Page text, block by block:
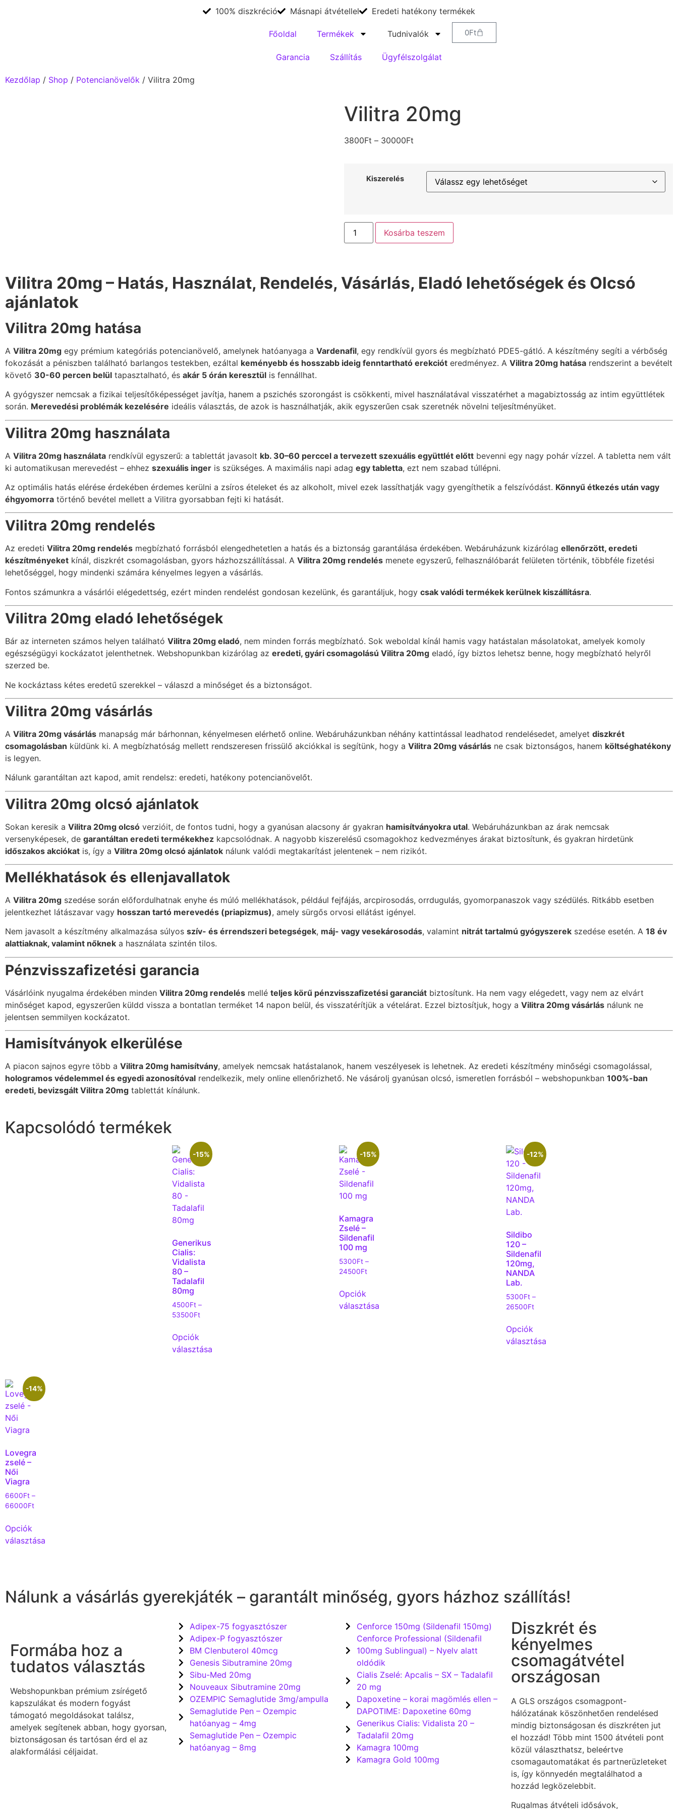
100% diszkréció Másnapi átvétellel Eredeti hatékony termékek
Főoldal Termékek Tudnivalók
Garancia Szállítás Ügyfélszolgálat
0Ft
Kezdőlap / Shop / Potencianövelők / Vilitra 20mg
Vilitra 20mg
3800Ft – 30000Ft
Kiszerelés
Kosárba teszem
Vilitra 20mg – Hatás, Használat, Rendelés, Vásárlás, Eladó lehetőségek és Olcsó
ajánlatok
Vilitra 20mg hatása
A Vilitra 20mg egy prémium kategóriás potencianövelő, amelynek hatóanyaga a Vardenafil, egy rendkívül gyors és megbízható PDE5-gátló. A készítmény segíti a vérbőség
fokozását a péniszben található barlangos testekben, ezáltal keményebb és hosszabb ideig fenntartható erekciót eredményez. A Vilitra 20mg hatása rendszerint a bevételt
követő 30-60 percen belül tapasztalható, és akár 5 órán keresztül is fennállhat.
A gyógyszer nemcsak a fizikai teljesítőképességet javítja, hanem a pszichés szorongást is csökkenti, mivel használatával visszatérhet a magabiztosság az intim együttlétek
során. Merevedési problémák kezelésére ideális választás, de azok is használhatják, akik egyszerűen csak szeretnék növelni teljesítményüket.
Vilitra 20mg használata
A Vilitra 20mg használata rendkívül egyszerű: a tablettát javasolt kb. 30–60 perccel a tervezett szexuális együttlét előtt bevenni egy nagy pohár vízzel. A tabletta nem vált
ki automatikusan merevedést – ehhez szexuális inger is szükséges. A maximális napi adag egy tabletta, ezt nem szabad túllépni.
Az optimális hatás elérése érdekében érdemes kerülni a zsíros ételeket és az alkoholt, mivel ezek lassíthatják vagy gyengíthetik a felszívódást. Könnyű étkezés után vagy
éhgyomorra történő bevétel mellett a Vilitra gyorsabban fejti ki hatását.
Vilitra 20mg rendelés
Az eredeti Vilitra 20mg rendelés megbízható forrásból elengedhetetlen a hatás és a biztonság garantálása érdekében. Webáruházunk kizárólag ellenőrzött, eredeti
készítményeket kínál, diszkrét csomagolásban, gyors házhozszállítással. A Vilitra 20mg rendelés menete egyszerű, felhasználóbarát felületen történik, többféle fizetési
lehetőséggel, hogy mindenki számára kényelmes legyen a vásárlás.
Fontos számunkra a vásárlói elégedettség, ezért minden rendelést gondosan kezelünk, és garantáljuk, hogy csak valódi termékek kerülnek kiszállításra.
Vilitra 20mg eladó lehetőségek
Bár az interneten számos helyen található Vilitra 20mg eladó, nem minden forrás megbízható. Sok weboldal kínál hamis vagy hatástalan másolatokat, amelyek komoly
egészségügyi kockázatot jelenthetnek. Webshopunkban kizárólag az eredeti, gyári csomagolású Vilitra 20mg eladó, így biztos lehetsz benne, hogy megbízható helyről
szerzed be.
Ne kockáztass kétes eredetű szerekkel – válaszd a minőséget és a biztonságot.
Vilitra 20mg vásárlás
A Vilitra 20mg vásárlás manapság már bárhonnan, kényelmesen elérhető online. Webáruházunkban néhány kattintással leadhatod rendelésedet, amelyet diszkrét
csomagolásban küldünk ki. A megbízhatóság mellett rendszeresen frissülő akciókkal is segítünk, hogy a Vilitra 20mg vásárlás ne csak biztonságos, hanem költséghatékony
is legyen.
Nálunk garantáltan azt kapod, amit rendelsz: eredeti, hatékony potencianövelőt.
Vilitra 20mg olcsó ajánlatok
Sokan keresik a Vilitra 20mg olcsó verzióit, de fontos tudni, hogy a gyanúsan alacsony ár gyakran hamisítványokra utal. Webáruházunkban az árak nemcsak
versenyképesek, de garantáltan eredeti termékekhez kapcsolódnak. A nagyobb kiszerelésű csomagokhoz kedvezményes árakat biztosítunk, és gyakran hirdetünk
időszakos akciókat is, így a Vilitra 20mg olcsó ajánlatok nálunk valódi megtakarítást jelentenek – nem rizikót.
Mellékhatások és ellenjavallatok
A Vilitra 20mg szedése során előfordulhatnak enyhe és múló mellékhatások, például fejfájás, arcpirosodás, orrdugulás, gyomorpanaszok vagy szédülés. Ritkább esetben
jelentkezhet látászavar vagy hosszan tartó merevedés (priapizmus), amely sürgős orvosi ellátást igényel.
Nem javasolt a készítmény alkalmazása súlyos szív- és érrendszeri betegségek, máj- vagy vesekárosodás, valamint nitrát tartalmú gyógyszerek szedése esetén. A 18 év
alattiaknak, valamint nőknek a használata szintén tilos.
Pénzvisszafizetési garancia
Vásárlóink nyugalma érdekében minden Vilitra 20mg rendelés mellé teljes körű pénzvisszafizetési garanciát biztosítunk. Ha nem vagy elégedett, vagy nem az elvárt
minőséget kapod, egyszerűen küldd vissza a bontatlan terméket 14 napon belül, és visszatérítjük a vételárat. Ezzel biztosítjuk, hogy a Vilitra 20mg vásárlás nálunk ne
jelentsen semmilyen kockázatot.
Hamisítványok elkerülése
A piacon sajnos egyre több a Vilitra 20mg hamisítvány, amelyek nemcsak hatástalanok, hanem veszélyesek is lehetnek. Az eredeti készítmény minőségi csomagolással,
hologramos védelemmel és egyedi azonosítóval rendelkezik, mely online ellenőrizhető. Ne vásárolj gyanúsan olcsó, ismeretlen forrásból – webshopunkban 100%-ban
eredeti, bevizsgált Vilitra 20mg tablettát kínálunk.
Kapcsolódó termékek
-15%
Generikus
Cialis:
Vidalista
80 –
Tadalafil
80mg
4500Ft –
53500Ft
Opciók
választása
-15%
Kamagra
Zselé –
Sildenafil
100 mg
5300Ft –
24500Ft
Opciók
választása
-12%
Sildibo
120 –
Sildenafil
120mg,
NANDA
Lab.
5300Ft –
26500Ft
Opciók
választása
-14%
Lovegra
zselé –
Női
Viagra
6600Ft –
66000Ft
Opciók
választása
Nálunk a vásárlás gyerekjáték – garantált minőség, gyors házhoz szállítás!
Formába hoz a
tudatos választás
Webshopunkban prémium zsírégető
kapszulákat és modern fogyást
támogató megoldásokat találsz,
amelyek segítenek abban, hogy gyorsan,
biztonságosan és tartósan érd el az
alakformálási céljaidat.
Adipex-75 fogyasztószer
Adipex-P fogyasztószer
BM Clenbuterol 40mcg
Genesis Sibutramine 20mg
Sibu-Med 20mg
Nouveaux Sibutramine 20mg
OZEMPIC Semaglutide 3mg/ampulla
Semaglutide Pen – Ozempic
hatóanyag – 4mg
Semaglutide Pen – Ozempic
hatóanyag – 8mg
Cenforce 150mg (Sildenafil 150mg)
Cenforce Professional (Sildenafil
100mg Sublingual) – Nyelv alatt
oldódik
Cialis Zselé: Apcalis – SX – Tadalafil
20 mg
Dapoxetine – korai magömlés ellen –
DAPOTIME: Dapoxetine 60mg
Generikus Cialis: Vidalista 20 –
Tadalafil 20mg
Kamagra 100mg
Kamagra Gold 100mg
Diszkrét és
kényelmes
csomagátvétel
országosan
A GLS országos csomagpont-
hálózatának köszönhetően rendelésed
mindig biztonságosan és diszkréten jut
el hozzád! Több mint 1500 átvételi pont
közül választhatsz, beleértve
csomagautomatákat és partnerüzleteket
is, így könnyedén megtalálhatod a
hozzád legközelebbit.
Rugalmas átvételi idősávok,